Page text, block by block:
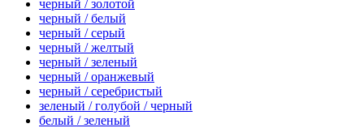
черный / золотой
черный / белый
черный / серый
черный / желтый
черный / зеленый
черный / оранжевый
черный / серебристый
зеленый / голубой / черный
белый / зеленый